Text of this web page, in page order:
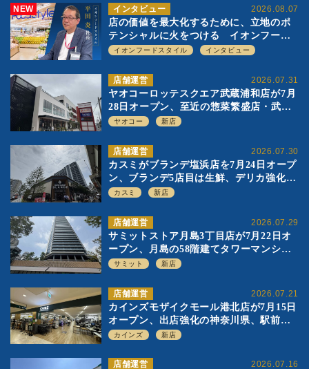
NEW 2026.08.07
インタビュー
店の価値を最大化するために、立地のポ
テンシャルに火をつける イオンフード
スタイル 平田 炎社長
イオンフードスタイル インタビュー
2026.07.31
店舗運営
ヤオコーロッテスクエア武蔵浦和店が7月
28日オープン、至近の惣菜繁盛店・武蔵
浦和店とは生鮮強化、ですみ分け
ヤオコー 新店
2026.07.30
店舗運営
カスミがブランデ塩浜店を7月24日オープ
ン、ブランデ5店目は生鮮、デリカ強化の
一方で通常店の要素も取り入れ
カスミ 新店
2026.07.29
店舗運営
サミットストア月島3丁目店が7月22日オ
ープン、月島の58階建てタワーマンショ
ン1階に生鮮強化の小商圏型店を出店
サミット 新店
2026.07.21
店舗運営
カインズモザイクモール港北店が7月15日
オープン、出店強化の神奈川県、駅前
SC2階の都市型小型店
カインズ 新店
2026.07.16
店舗運営